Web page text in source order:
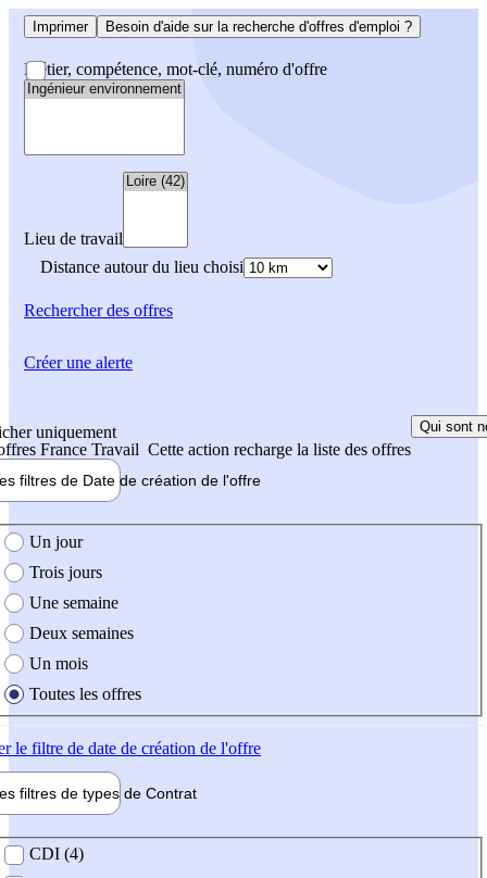
Imprimer Besoin d'aide sur la recherche d'offres d'emploi ?
Métier, compétence, mot-clé, numéro d'offre
Lieu de travail
Distance autour du lieu choisi
Rechercherdes offres
uniquement
France Travail Cette action recharge la liste des offres
Qui sont
filtres de Date de création de l'offre
création de l'offre
Un jour
Trois jours
Une semaine
Deux semaines
Un mois
Toutes les offres
le filtre de date de création de l'offre
filtres de types de Contrat
contrat
CDI (4)
Créer une alerte